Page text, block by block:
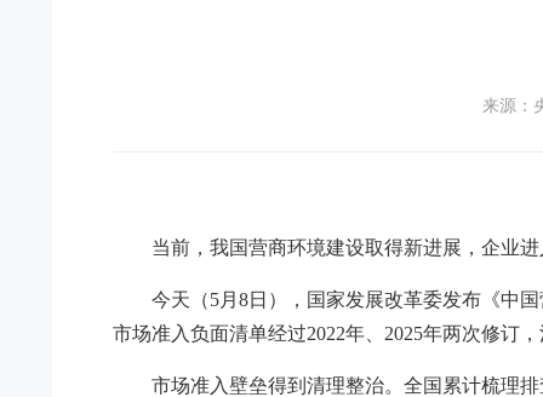
来源：
当前，我国营商环境建设取得新进展，企业
今天（5月8日），国家发展改革委发布《中
市场准入负面清单经过2022年、2025年两次修订
市场准入壁垒得到清理整治。全国累计梳理